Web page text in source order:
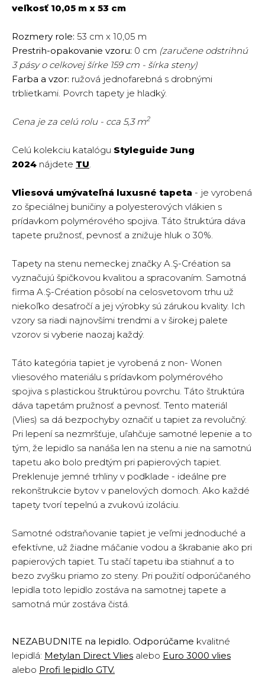
veľkosť 10,05 m x 53 cm
Rozmery role: 53 cm x 10,05 m
Prestrih-opakovanie vzoru: 0 cm (zaručene odstrihnú
3 pásy o celkovej šírke 159 cm - šírka steny)
Farba a vzor: ružová jednofarebná s drobnými
trblietkami. Povrch tapety je hladký.
Cena je za celú rolu - cca 5,3 m2
Celú kolekciu katalógu Styleguide Jung
2024 nájdete TU.
Vliesová umývateľná luxusné tapeta - je vyrobená
zo špeciálnej buničiny a polyesterových vlákien s
prídavkom polymérového spojiva. Táto štruktúra dáva
tapete pružnosť, pevnosť a znižuje hluk o 30%.
Tapety na stenu nemeckej značky A.Ş-Création sa
vyznačujú špičkovou kvalitou a spracovaním. Samotná
firma A.Ş-Création pôsobí na celosvetovom trhu už
niekoľko desaťročí a jej výrobky sú zárukou kvality. Ich
vzory sa riadi najnovšími trendmi a v širokej palete
vzorov si vyberie naozaj každý.
Táto kategória tapiet je vyrobená z non- Wonen
vliesového materiálu s prídavkom polymérového
spojiva s plastickou štruktúrou povrchu. Táto štruktúra
dáva tapetám pružnosť a pevnosť. Tento materiál
(Vlies) sa dá bezpochyby označiť u tapiet za revolučný.
Pri lepení sa nezmršťuje, uľahčuje samotné lepenie a to
tým, že lepidlo sa nanáša len na stenu a nie na samotnú
tapetu ako bolo predtým pri papierových tapiet.
Preklenuje jemné trhliny v podklade - ideálne pre
rekonštrukcie bytov v panelových domoch. Ako každé
tapety tvorí tepelnú a zvukovú izoláciu.
Samotné odstraňovanie tapiet je veľmi jednoduché a
efektívne, už žiadne máčanie vodou a škrabanie ako pri
papierových tapiet. Tu stačí tapetu iba stiahnuť a to
bezo zvyšku priamo zo steny. Pri použití odporúčaného
lepidla toto lepidlo zostáva na samotnej tapete a
samotná múr zostáva čistá.
NEZABUDNITE na lepidlo. Odporúčame kvalitné
lepidlá: Metylan Direct Vlies alebo Euro 3000 vlies
alebo Profi lepidlo GTV.